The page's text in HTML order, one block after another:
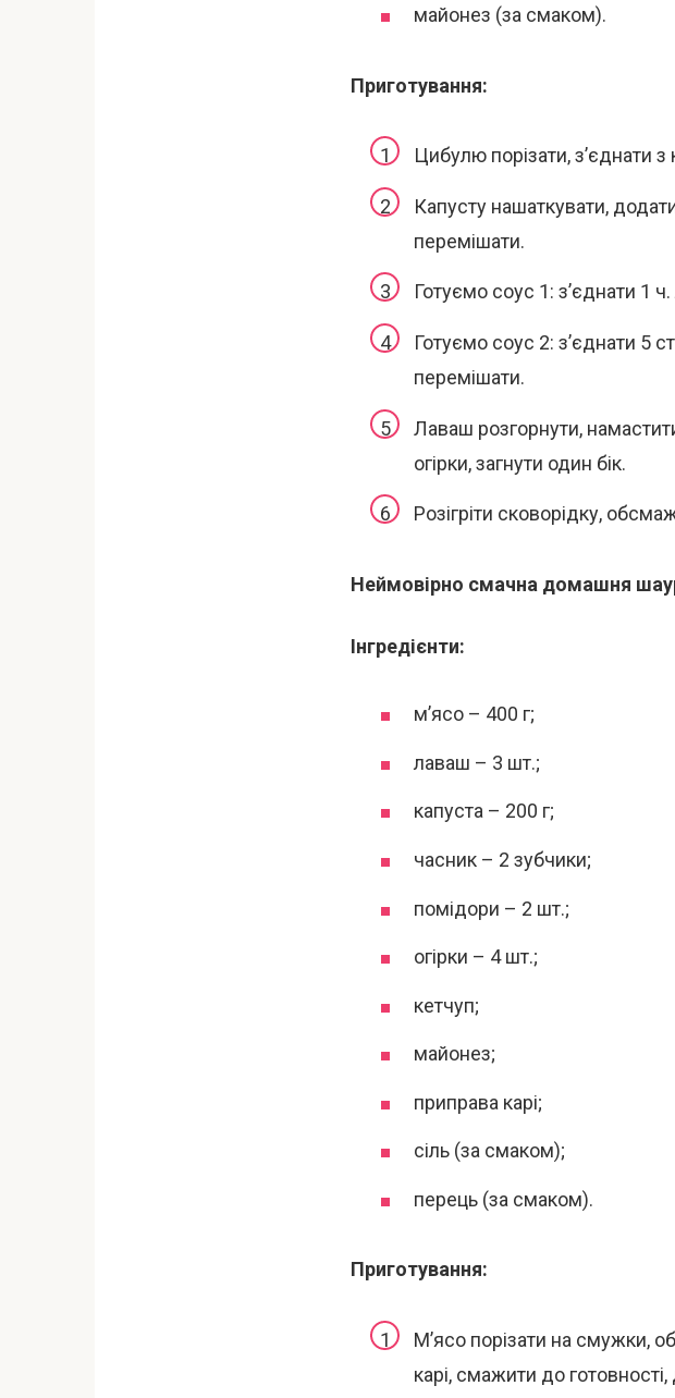
майонез (за смаком).
Приготування:
Цибулю порізати, з’єднати
Капусту нашаткувати,
перемішати.
Готуємо соус 1: з’єднати 1
Готуємо соус 2: з’єднати 5
перемішати.
Лаваш розгорнути,
огірки, загнути один бік.
Розігріти сковорідку,
Неймовірно смачна домашня
Інгредієнти:
м’ясо – 400 г;
лаваш – 3 шт.;
капуста – 200 г;
часник – 2 зубчики;
помідори – 2 шт.;
огірки – 4 шт.;
кетчуп;
майонез;
приправа карі;
сіль (за смаком);
перець (за смаком).
Приготування:
М’ясо порізати на смужки,
карі, смажити до